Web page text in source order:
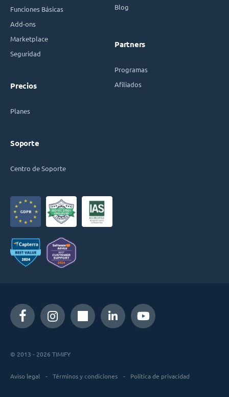
Funciones Básicas
Add-ons
Marketplace
Seguridad
Precios
Planes
Soporte
Centro de Soporte
Blog
Partners
Programas
Afiliados
© 2013 - 2026 TIMIFY
Aviso legal Términos y condiciones Política de privacidad